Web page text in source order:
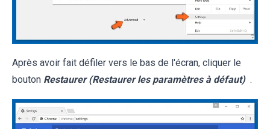
Après avoir fait défiler vers le bas de l'écran, cliquer le
bouton Restaurer (Restaurer les paramètres à défaut) .